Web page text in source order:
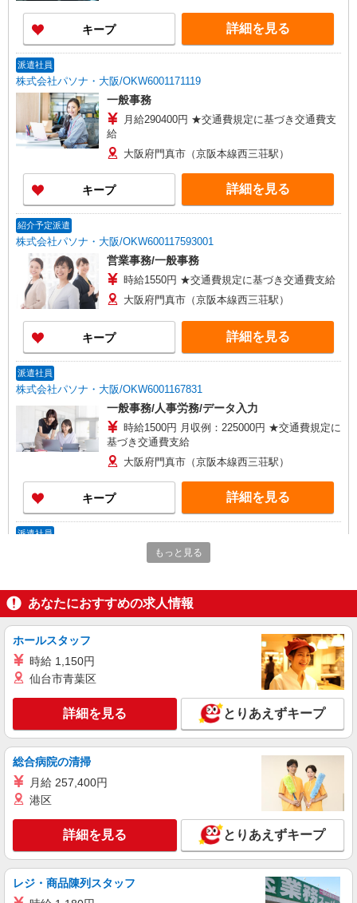
キープ 詳細を見る
派遣社員
株式会社パソナ・大阪/OKW6001171119
一般事務
月給290400円 ★交通費規定に基づき交通費支
給
大阪府門真市（京阪本線西三荘駅）
キープ 詳細を見る
紹介予定派遣
株式会社パソナ・大阪/OKW600117593001
営業事務/一般事務
時給1550円 ★交通費規定に基づき交通費支給
大阪府門真市（京阪本線西三荘駅）
キープ 詳細を見る
派遣社員
株式会社パソナ・大阪/OKW6001167831
一般事務/人事労務/データ入力
時給1500円 月収例：225000円 ★交通費規定に
基づき交通費支給
大阪府門真市（京阪本線西三荘駅）
キープ 詳細を見る
派遣社員
株式会社パソナ・大阪/OKW6001177054
月給251100円 ★交通費規定に基づき交通費支
給
大阪府門真市（京阪本線西三荘駅）
キープ 詳細を見る
株式会社パソナ・大阪/OKW600117705401
営業事務/OA事務/一般事務
月給251100円 ★交通費規定に基づき交通費支
大阪府門真市（京阪本線西三荘駅）
キープ 詳細を見る
派遣社員
株式会社パソナ・大阪/OKW6001169436
一般事務/データ入力
もっと見る
あなたにおすすめの求人情報
ホールスタッフ
時給 1,150円
仙台市青葉区
詳細を見る とりあえずキープ
総合病院の清掃
月給 257,400円
港区
詳細を見る とりあえずキープ
レジ・商品陳列スタッフ